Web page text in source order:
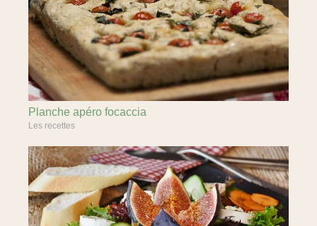
Planche apéro focaccia
Les recettes